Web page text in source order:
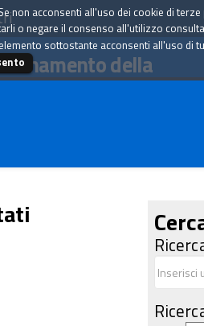
della
acconsenti all'uso dei cookie di
o negare il consenso all'utilizzo
sottostante acconsenti all'uso di